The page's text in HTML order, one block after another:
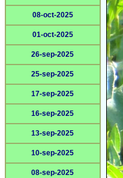
08-oct-2025
01-oct-2025
26-sep-2025
25-sep-2025
17-sep-2025
16-sep-2025
13-sep-2025
10-sep-2025
08-sep-2025